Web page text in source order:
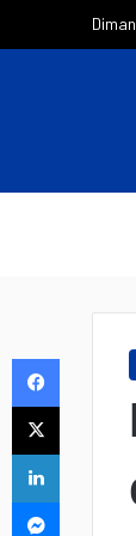
Facebook